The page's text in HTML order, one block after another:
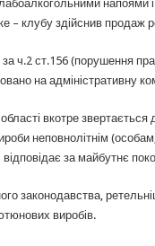
– клубу здійснив продаж
ч.2 ст.156 (порушення
на адміністративну
вкотре звертається
неповнолітнім
за майбутнє
законодавства,
виробів.